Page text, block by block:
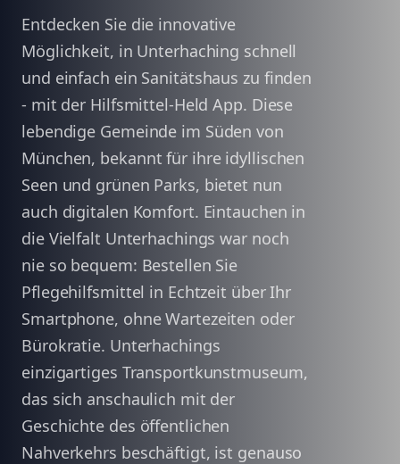
Entdecken Sie die innovative
Möglichkeit, in Unterhaching schnell
und einfach ein Sanitätshaus zu finden
- mit der Hilfsmittel-Held App. Diese
lebendige Gemeinde im Süden von
München, bekannt für ihre idyllischen
Seen und grünen Parks, bietet nun
auch digitalen Komfort. Eintauchen in
die Vielfalt Unterhachings war noch
nie so bequem: Bestellen Sie
Pflegehilfsmittel in Echtzeit über Ihr
Smartphone, ohne Wartezeiten oder
Bürokratie. Unterhachings
einzigartiges Transportkunstmuseum,
das sich anschaulich mit der
Geschichte des öffentlichen
Nahverkehrs beschäftigt, ist genauso